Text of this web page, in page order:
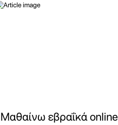
Μαθαίνω εβραΐκά online